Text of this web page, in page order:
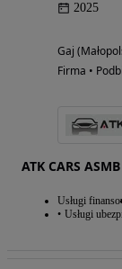
2025
Gaj
Firma •
ATK CARS
Usługi
Usługi